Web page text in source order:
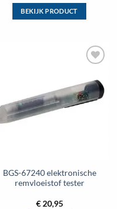
BEKIJK PRODUCT
Deze
optie
kan
productpagina
aan
wenslijst
BGS-67240 elektronische
remvloeistof tester
€20,95